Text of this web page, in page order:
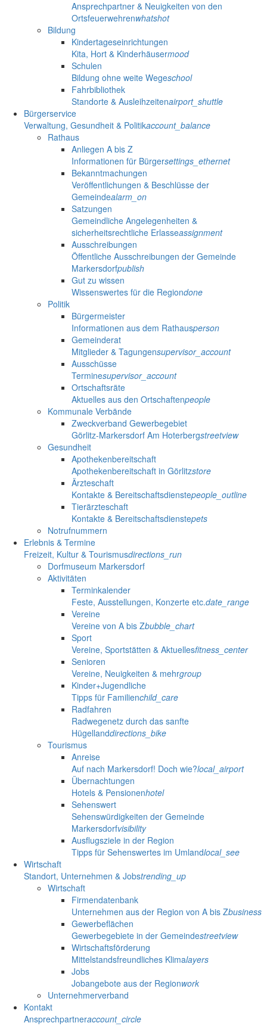
Ansprechpartner & Neuigkeiten von den
Ortsfeuerwehrenwhatshot
Bildung
Kindertageseinrichtungen
Kita, Hort & Kinderhäusermood
Schulen
Bildung ohne weite Wegeschool
Fahrbibliothek
Standorte & Ausleihzeitenairport_shuttle
Bürgerservice
Verwaltung, Gesundheit & Politikaccount_balance
Rathaus
Anliegen A bis Z
Informationen für Bürgersettings_ethernet
Bekanntmachungen
Veröffentlichungen & Beschlüsse der
Gemeindealarm_on
Satzungen
Gemeindliche Angelegenheiten &
sicherheitsrechtliche Erlasseassignment
Ausschreibungen
Öffentliche Ausschreibungen der Gemeinde
Markersdorfpublish
Gut zu wissen
Wissenswertes für die Regiondone
Politik
Bürgermeister
Informationen aus dem Rathausperson
Gemeinderat
Mitglieder & Tagungensupervisor_account
Ausschüsse
Terminesupervisor_account
Ortschaftsräte
Aktuelles aus den Ortschaftenpeople
Kommunale Verbände
Zweckverband Gewerbegebiet
Görlitz-Markersdorf Am Hoterbergstreetview
Gesundheit
Apothekenbereitschaft
Apothekenbereitschaft in Görlitzstore
Ärzteschaft
Kontakte & Bereitschaftsdienstepeople_outline
Tierärzteschaft
Kontakte & Bereitschaftsdienstepets
Notrufnummern
Erlebnis & Termine
Freizeit, Kultur & Tourismusdirections_run
Dorfmuseum Markersdorf
Aktivitäten
Terminkalender
Feste, Ausstellungen, Konzerte etc.date_range
Vereine
Vereine von A bis Zbubble_chart
Sport
Vereine, Sportstätten & Aktuellesfitness_center
Senioren
Vereine, Neuigkeiten & mehrgroup
Kinder+Jugendliche
Tipps für Familienchild_care
Radfahren
Radwegenetz durch das sanfte
Hügellanddirections_bike
Tourismus
Anreise
Auf nach Markersdorf! Doch wie?local_airport
Übernachtungen
Hotels & Pensionenhotel
Sehenswert
Sehenswürdigkeiten der Gemeinde
Markersdorfvisibility
Ausflugsziele in der Region
Tipps für Sehenswertes im Umlandlocal_see
Wirtschaft
Standort, Unternehmen & Jobstrending_up
Wirtschaft
Firmendatenbank
Unternehmen aus der Region von A bis Zbusiness
Gewerbeflächen
Gewerbegebiete in der Gemeindestreetview
Wirtschaftsförderung
Mittelstandsfreundliches Klimalayers
Jobs
Jobangebote aus der Regionwork
Unternehmerverband
Kontakt
Ansprechpartneraccount_circle